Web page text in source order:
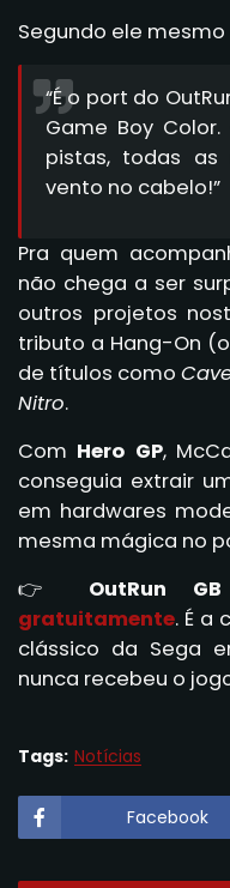
Segundo ele
“É o port do
Game Boy
pistas, todas as
vento no cabelo!”
Pra quem
não chega a ser
outros projetos
tributo a Hang-On
de títulos como
Nitro.
Com Hero GP,
conseguia extrair
em hardwares
mesma mágica no
👉 OutRun
gratuitamente. É a
clássico da Sega
nunca recebeu o
Tags: Notícias
Facebook